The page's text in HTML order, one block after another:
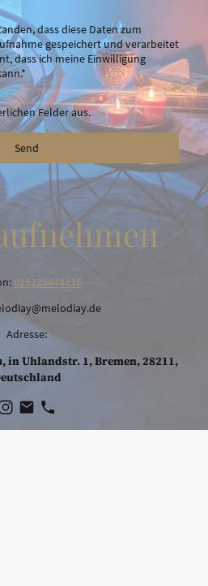
dass diese Daten zum
gespeichert und verarbeitet
dass ich meine Einwilligung
Felder aus.
Send
015229444416
Adresse:
in Uhlandstr. 1, Bremen, 28211,